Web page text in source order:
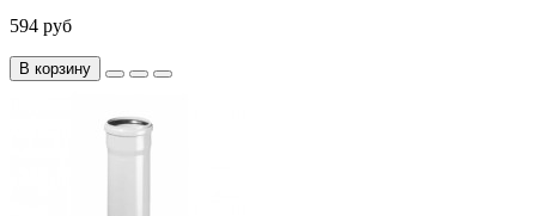
594 руб
В корзину